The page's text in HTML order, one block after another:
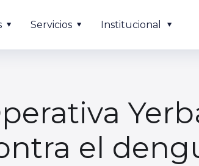
Servicios Institucional
el